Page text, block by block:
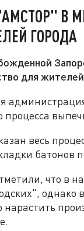
В
ГОРОДА
для
процесса
весь
батонов
что в
однако
нарастить